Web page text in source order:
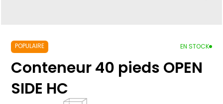
POPULAIRE EN STOCK
Conteneur 40 pieds OPEN
SIDE HC